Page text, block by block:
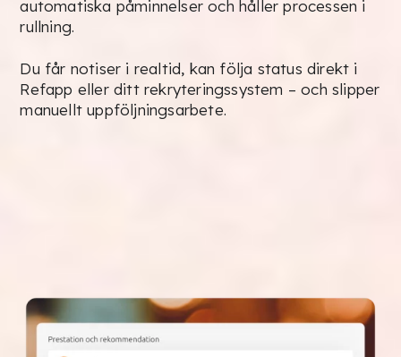
automatiska påminnelser och håller processen i
rullning.
Du får notiser i realtid, kan följa status direkt i
Refapp eller ditt rekryteringssystem – och slipper
manuellt uppföljningsarbete.